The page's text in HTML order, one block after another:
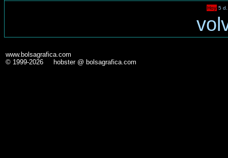
Hoy 5 d.
www.bolsagrafica.com
© 1999-2026 hobster @ bolsagrafica.com